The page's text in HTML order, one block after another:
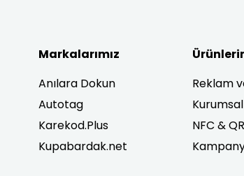
Markalarımız
Anılara Dokun
Autotag
Karekod.Plus
Kupabardak.net
Reklam
NFC &